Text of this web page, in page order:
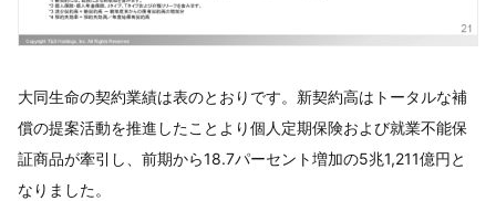
大同生命の契約業績は表のとおりです。新契約高はトータルな補
償の提案活動を推進したことより個人定期保険および就業不能保
証商品が牽引し、前期から18.7パーセント増加の5兆1,211億円と
なりました。